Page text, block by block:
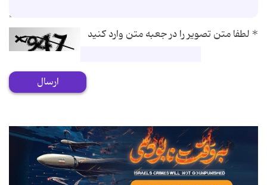
*لطفا متن تصویر را در جعبه متن وارد کنید
ارسال